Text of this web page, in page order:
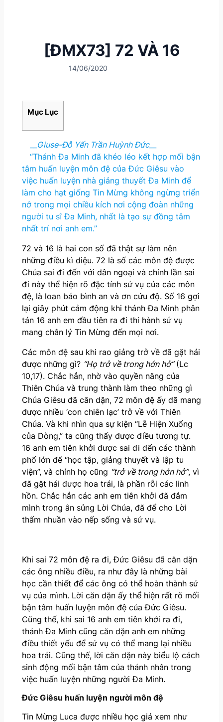
[ĐMX73] 72 VÀ 16
14/06/2020
Mục Lục
Giuse-Đỗ Yến Trần Huỳnh Đức__
“Thánh Đa Minh đã khéo léo kết hợp mối bận
tâm huấn luyện môn đệ của Đức Giêsu vào
việc huấn luyện nhà giảng thuyết Đa Minh để
làm cho hạt giống Tin Mừng không ngừng triển
nở trong mọi chiều kích nơi cộng đoàn những
người tu sĩ Đa Minh, nhất là tạo sự đồng tâm
nhất trí nơi anh em.”
72 và 16 là hai con số đã thật sự làm nên
những điều kì diệu. 72 là số các môn đệ được
Chúa sai đi đến với dân ngoại và chính lần sai
đi này thể hiện rõ đặc tính sứ vụ của các môn
đệ, là loan báo bình an và ơn cứu độ. Số 16 gợi
lại giây phút cảm động khi thánh Đa Minh phân
tán 16 anh em đầu tiên ra đi thi hành sứ vụ
mang chân lý Tin Mừng đến mọi nơi.
Các môn đệ sau khi rao giảng trở về đã gặt hái
được những gì? “Họ trở về trong hớn hở”(Lc
10,17). Chắc hẳn, nhờ vào quyền năng của
Thiên Chúa và trung thành làm theo những gì
Chúa Giêsu đã căn dặn, 72 môn đệ ấy đã mang
được nhiều ‘con chiên lạc’ trở về với Thiên
Chúa. Và khi nhìn qua sự kiện “Lễ Hiện Xuống
của Dòng,” ta cũng thấy được điều tương tự.
16 anh em tiên khởi được sai đi đến các thành
phố lớn để “học tập, giảng thuyết và lập tu
viện”, và chính họ cũng “trở về trong hớn hở”, vì
đã gặt hái được hoa trái, là phần rỗi các linh
hồn. Chắc hẳn các anh em tiên khởi đã đắm
mình trong ân sủng Lời Chúa, đã để cho Lời
thấm nhuần vào nếp sống và sứ vụ.
Khi sai 72 môn đệ ra đi, Đức Giêsu đã căn dặn
các ông nhiều điều, ra như đây là những bài
học cần thiết để các ông có thể hoàn thành sứ
vụ của mình. Lời căn dặn ấy thể hiện rất rõ mối
bận tâm huấn luyện môn đệ của Đức Giêsu.
Cũng thế, khi sai 16 anh em tiên khởi ra đi,
thánh Đa Minh cũng căn dặn anh em những
điều thiết yếu để sứ vụ có thể mang lại nhiều
hoa trái. Cũng thế, lời căn dặn này biểu lộ cách
sinh động mối bận tâm của thánh nhân trong
việc huấn luyện những người Đa Minh.
Đức Giêsu huấn luyện người môn đệ
Tin Mừng Luca được nhiều học giả xem như